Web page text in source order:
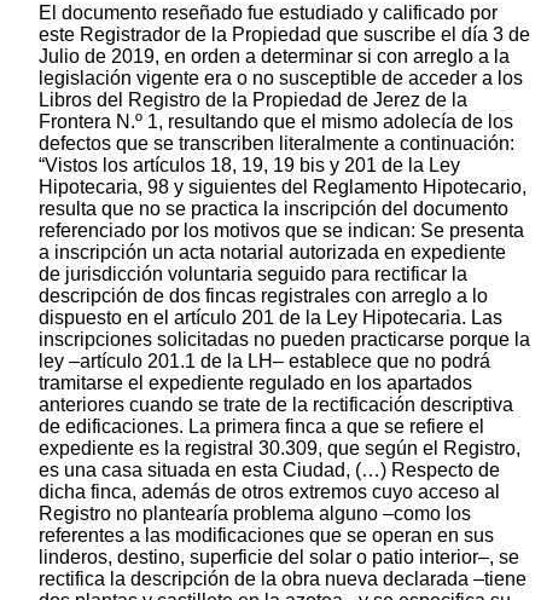
El documento reseñado fue estudiado y calificado por
este Registrador de la Propiedad que suscribe el día 3 de
Julio de 2019, en orden a determinar si con arreglo a la
legislación vigente era o no susceptible de acceder a los
Libros del Registro de la Propiedad de Jerez de la
Frontera N.º 1, resultando que el mismo adolecía de los
defectos que se transcriben literalmente a continuación:
“Vistos los artículos 18, 19, 19 bis y 201 de la Ley
Hipotecaria, 98 y siguientes del Reglamento Hipotecario,
resulta que no se practica la inscripción del documento
referenciado por los motivos que se indican: Se presenta
a inscripción un acta notarial autorizada en expediente
de jurisdicción voluntaria seguido para rectificar la
descripción de dos fincas registrales con arreglo a lo
dispuesto en el artículo 201 de la Ley Hipotecaria. Las
inscripciones solicitadas no pueden practicarse porque la
ley –artículo 201.1 de la LH– establece que no podrá
tramitarse el expediente regulado en los apartados
anteriores cuando se trate de la rectificación descriptiva
de edificaciones. La primera finca a que se refiere el
expediente es la registral 30.309, que según el Registro,
es una casa situada en esta Ciudad, (…) Respecto de
dicha finca, además de otros extremos cuyo acceso al
Registro no plantearía problema alguno –como los
referentes a las modificaciones que se operan en sus
linderos, destino, superficie del solar o patio interior–, se
rectifica la descripción de la obra nueva declarada –tiene